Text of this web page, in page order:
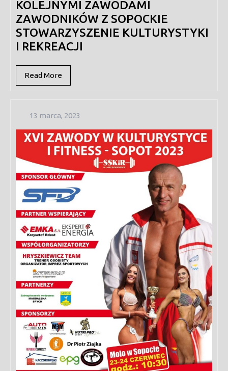
KOLEJNYMI ZAWODAMI
ZAWODNIKÓW Z SOPOCKIE
STOWARZYSZENIE KULTURYSTYKI
I REKREACJI
Read More
More
13 marca, 2023
2023